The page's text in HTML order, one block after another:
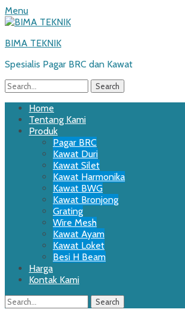
Menu
BIMA TEKNIK
Spesialis Pagar BRC dan Kawat
Search
for:
Primary
Menu
Skip
content
Home
Tentang Kami
Produk
Pagar BRC
Kawat Duri
Kawat Silet
Kawat Harmonika
Kawat BWG
Kawat Bronjong
Grating
Wire Mesh
Kawat Ayam
Kawat Loket
Besi H Beam
Harga
Kontak Kami
Search
Search
for: